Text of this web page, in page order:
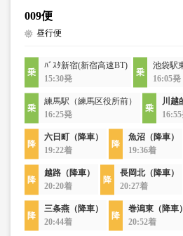
009便
昼行便
ﾊﾞｽﾀ新宿(新宿高速BT)
15:30発
池袋駅
16:05発
練馬駅（練馬区役所前）
16:25発
川越
六日町（降車）
19:22着
魚沼（降車）
19:36着
越路（降車）
20:20着
長岡北（降車）
20:27着
三条燕（降車）
20:44着
巻潟東（降車）
20:52着